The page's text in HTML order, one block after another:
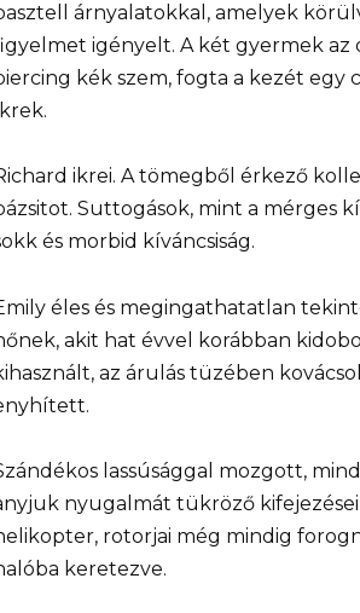
árnyalatokkal, amelyek
igényelt. A két gyermek az
kék szem, fogta a kezét egy
Ikrek.
ikrei. A tömegből érkező
Suttogások, mint a mérges
és morbid kíváncsiság.
éles és megingathatatlan
akit hat évvel korábban
az árulás tüzében
lassúsággal mozgott,
nyugalmát tükröző
rotorjai még mindig
keretezve.